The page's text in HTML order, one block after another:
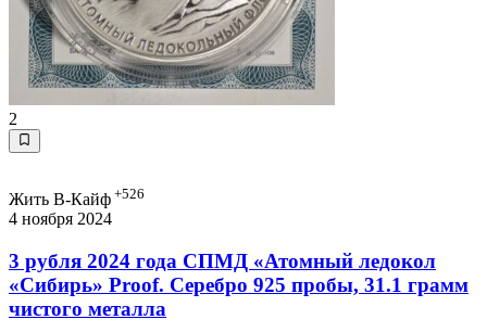
2
Жить В-Кайф +526
4 ноября 2024
3 рубля 2024 года СПМД «Атомный ледокол
«Сибирь» Proof. Серебро 925 пробы, 31.1 грамм
чистого металла